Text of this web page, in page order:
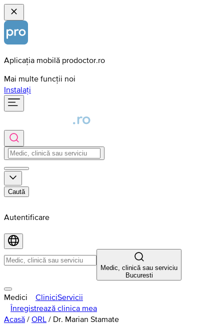
Aplicația mobilă prodoctor.ro
Mai multe funcții noi
Instalați
Caută
Autentificare
Medic, clinică sau serviciu
Bucuresti
Medici CliniciServicii
Înregistrează clinica mea
Acasă / ORL / Dr. Marian Stamate